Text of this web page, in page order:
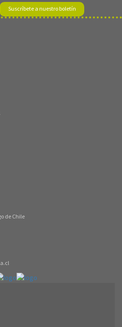
Suscríbete a nuestro boletín
de Chile